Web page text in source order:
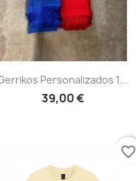
Personalizados 1...
39,00 €
favorite_border